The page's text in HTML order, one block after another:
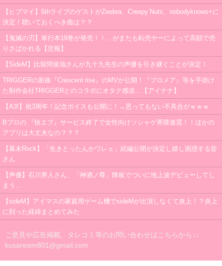
【ヒプマイ】5thライブのゲストがZeebra、Creepy Nuts、nobodyknows+に
決定！聴いておくべき曲は？？
【鬼滅の刃】単行本19巻が発売！！…がまたも転売ヤーによって高額で売
りさばかれる【悲報】
【SideM】比留間俊哉さんが九十九先生の声優を引き継ぐことが決定！
TRIGGERの新曲『Crescent rise』のMVが公開！『プロメア』等を手掛け
た制作会社TRIGGERとのコラボにオタク感涙…【アイナナ】
【A3!】祝3周年！記念ボイスも公開に！→思ってもない不具合がｗｗｗ
Bプロの 『快エブ』サービス終了で女性向けソシャゲ界隈激震！！ほかの
アプリは大丈夫なの？？？
【幕末Rock】「生きとったんかワレェ」続編公開が決定し嬉し困惑する皆
さん
【声優】石川界人さん、「神酒ノ尊」降板でついに地上波デビューしてし
まう…
【sideM】アイマスの家庭用ゲーム機でsideMが出演しなくて炎上！？炎上
に到った経緯まとめてみた
ご意見や広告掲載、タレコミ等のお問い合わせはこちらから↓↓
kusareism801@gmail.com